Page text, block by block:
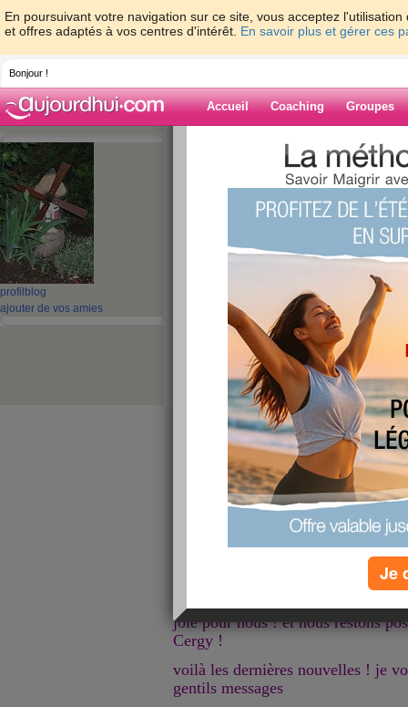
En poursuivant votre navigation sur ce site, vous acceptez
et offres adaptés à vos centres d'intérêt. En savoir plus et gérer ces
Bonjour !
Accueil Coaching Groupes
profil blog
ajouter de vos amies
> > Un petit
Blog de guel23
Un petit coucou
Bonsoir mes amies
Juste un petit moment de relax
et oui nous continuons à "courir"
et dur avec aller retour région
l'appartement de ma fille, passer
marne pour embrasser le petit et
entre demain soir et dimanche soir
et lundi matin on va vider le
a trouvé près de chez nous
très gros travail mais c'est une fin
pendant ce temps la maison
joie pour nous ! et nous restons
Cergy !
voilà les dernières nouvelles ! je
gentils messages
Je